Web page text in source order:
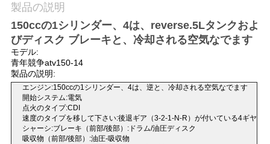
連
絡
し
製品の説明
150ccの1シリンダー、4は、reverse.5Lタンクおよ
びディスク ブレーキと、冷却される空気なでます
モデル:
青年競争atv150-14
製品の説明:
エンジン:150ccの1シリンダー、4は、逆と、冷却される空気なでます
開始システム:電気
点火のタイプ:CDI
速度のタイプを移して下さい:後退ギア（3-2-1-N-R）が付いている4ギヤ
シャーシ:ブレーキ（前部/後部）:ドラム/油圧ディスク
吸収物（前部/後部）:油圧-吸収物